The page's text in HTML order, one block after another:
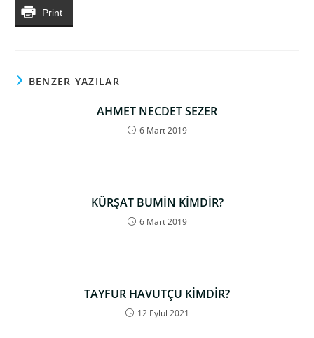
Print
BENZER YAZILAR
AHMET NECDET SEZER
6 Mart 2019
KÜRŞAT BUMİN KİMDİR?
6 Mart 2019
TAYFUR HAVUTÇU KİMDİR?
12 Eylül 2021